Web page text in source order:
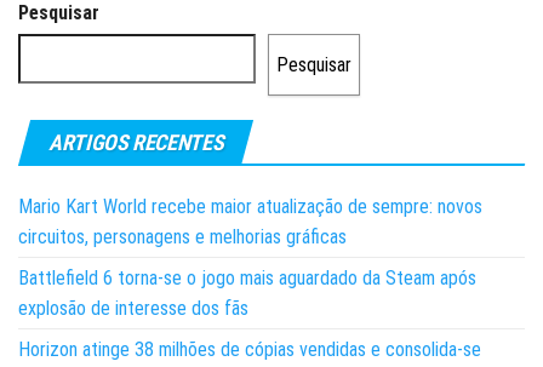
Pesquisar
Pesquisar
ARTIGOS RECENTES
Mario Kart World recebe maior atualização de sempre: novos
circuitos, personagens e melhorias gráficas
Battlefield 6 torna-se o jogo mais aguardado da Steam após
explosão de interesse dos fãs
Horizon atinge 38 milhões de cópias vendidas e consolida-se